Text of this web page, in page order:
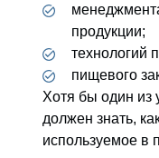
продукции;
технологий
пищевого
Хотя бы один из
должен знать,
используемое в